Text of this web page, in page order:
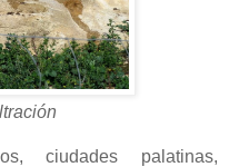
ciudades palatinas,